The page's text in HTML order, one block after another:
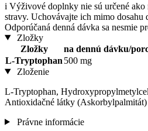
i Výživové doplnky nie sú určené ako
stravy. Uchovávajte ich mimo dosahu
Odporúčaná denná dávka sa nesmie
Zložky
Zložky
na dennú dávku/
L-Tryptophan 500 mg
Zloženie
L-Tryptophan,
Antioxidačné látky (Askorbylpalmitát)
Právne informácie